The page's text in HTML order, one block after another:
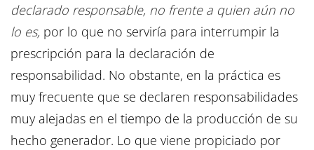
declarado responsable, no frente a quien aún no
lo es, por lo que no serviría para interrumpir la
prescripción para la declaración de
responsabilidad. No obstante, en la práctica es
muy frecuente que se declaren responsabilidades
muy alejadas en el tiempo de la producción de su
hecho generador. Lo que viene propiciado por